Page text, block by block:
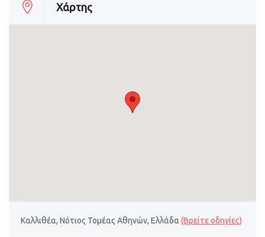
Χάρτης
Καλλιθέα, Νότιος Τομέας Αθηνών, Ελλάδα (Βρείτε οδηγίες)